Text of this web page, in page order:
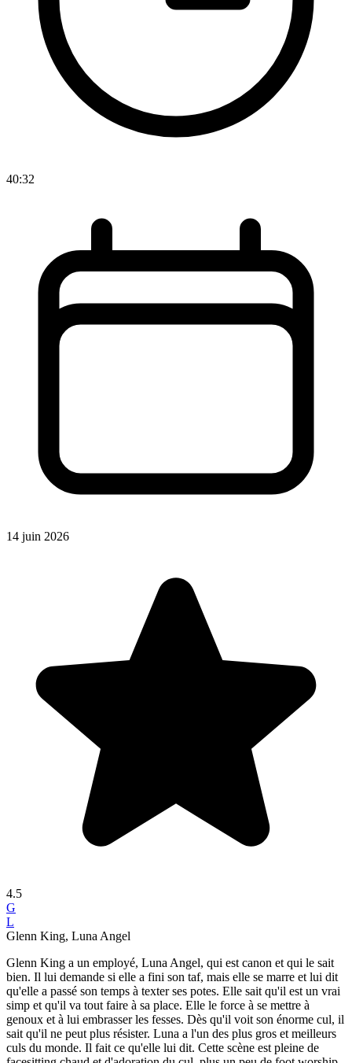
40:32
14 juin 2026
4.5
G
L
Glenn King, Luna Angel
Glenn King a un employé, Luna Angel, qui est canon et qui le sait
bien. Il lui demande si elle a fini son taf, mais elle se marre et lui dit
qu'elle a passé son temps à texter ses potes. Elle sait qu'il est un vrai
simp et qu'il va tout faire à sa place. Elle le force à se mettre à
genoux et à lui embrasser les fesses. Dès qu'il voit son énorme cul, il
sait qu'il ne peut plus résister. Luna a l'un des plus gros et meilleurs
culs du monde. Il fait ce qu'elle lui dit. Cette scène est pleine de